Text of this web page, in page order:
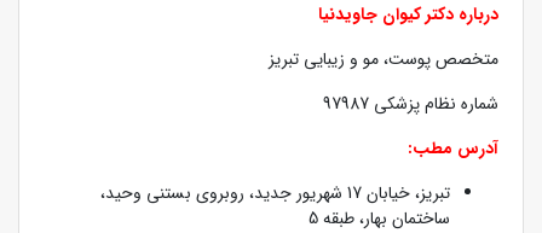
درباره دکتر کیوان جاویدنیا
متخصص پوست، مو و زیبایی تبریز
شماره نظام پزشکی 97987
آدرس مطب:
تبریز، خیابان 17 شهریور جدید، روبروی بستنی وحید،
ساختمان بهار، طبقه 5